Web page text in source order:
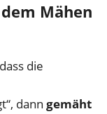
Mähen
die
dann gemäht